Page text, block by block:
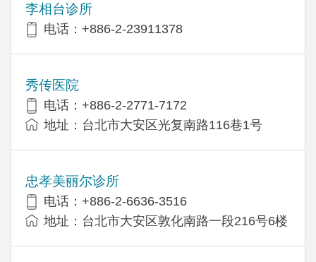
李相台诊所
电话：+886-2-23911378
秀传医院
电话：+886-2-2771-7172
地址：台北市大安区光复南路116巷1号
忠孝美丽尔诊所
电话：+886-2-6636-3516
地址：台北市大安区敦化南路一段216号6楼